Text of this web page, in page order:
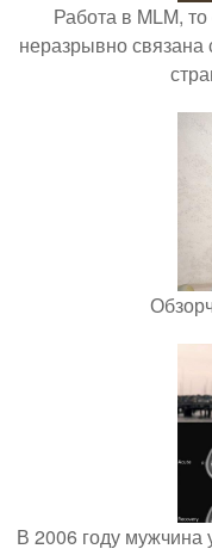
Работа в MLM,
неразрывно связана
В 2006 году мужчина